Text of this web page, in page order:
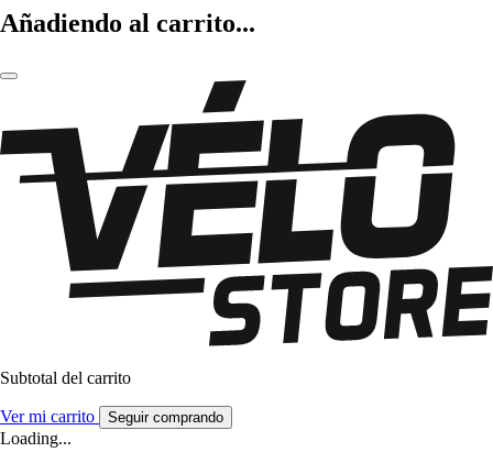
Añadiendo al carrito...
Subtotal del carrito
Ver mi carrito Seguir comprando
Loading...